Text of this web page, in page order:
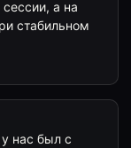
а на
стабильном
нас был с